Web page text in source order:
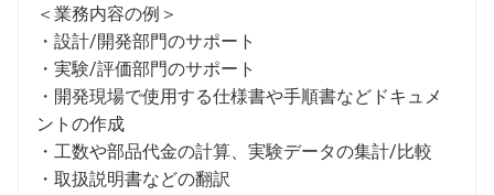
＜業務内容の例＞
・設計/開発部門のサポート
・実験/評価部門のサポート
・開発現場で使用する仕様書や手順書などドキュメ
ントの作成
・工数や部品代金の計算、実験データの集計/比較
・取扱説明書などの翻訳